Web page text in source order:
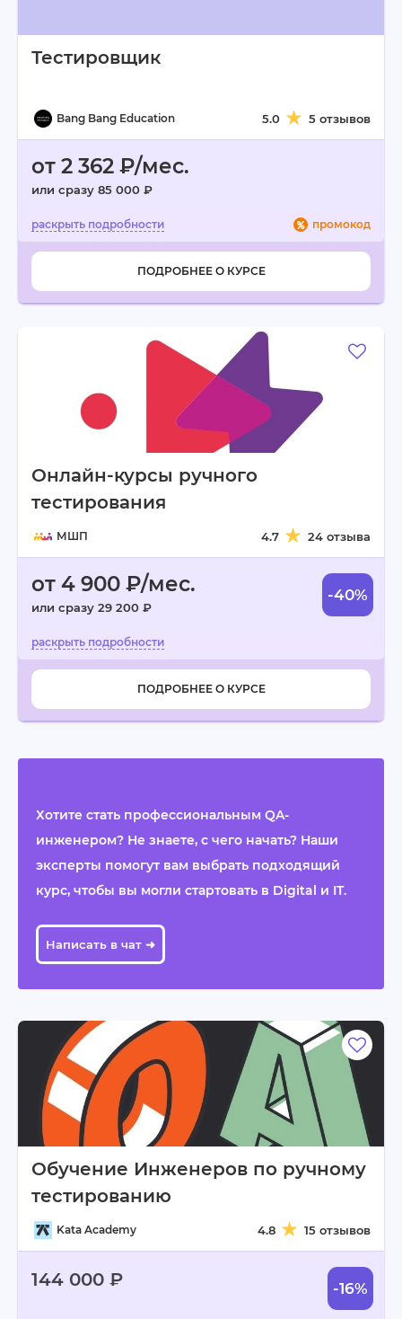
Тестировщик
Bang Bang Education 5.0 5 отзывов
от 2 362 ₽/мес.
или сразу 85 000 ₽
промокод
ПОДРОБНЕЕ О КУРСЕ
Онлайн-курсы ручного
тестирования
МШП 4.7 24 отзыва
от 4 900 ₽/мес.
или сразу 29 200 ₽
-40%
ПОДРОБНЕЕ О КУРСЕ
Хотите стать профессиональным QA-
инженером? Не знаете, с чего начать? Наши
эксперты помогут вам выбрать подходящий
курс, чтобы вы могли стартовать в Digital и IT.
Написать в чат ➜
Обучение Инженеров по ручному
тестированию
Kata Academy 4.8 15 отзывов
144 000 ₽ -16%